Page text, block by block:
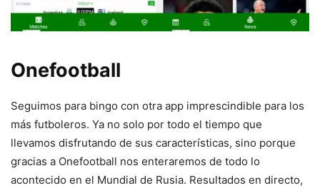
Onefootball
Seguimos para bingo con otra app imprescindible para los
más futboleros. Ya no solo por todo el tiempo que
llevamos disfrutando de sus características, sino porque
gracias a Onefootball nos enteraremos de todo lo
acontecido en el Mundial de Rusia. Resultados en directo,